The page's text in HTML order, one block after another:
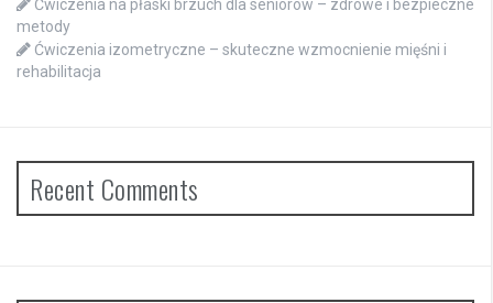
Ćwiczenia na płaski brzuch dla seniorów – zdrowe i bezpieczne
metody
Ćwiczenia izometryczne – skuteczne wzmocnienie mięśni i
rehabilitacja
Recent Comments